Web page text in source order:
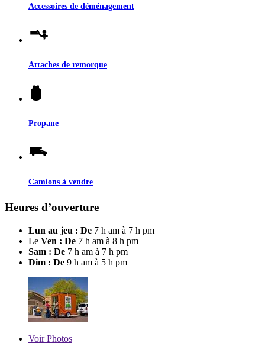
Accessoires de déménagement
Attaches de remorque
Propane
Camions à vendre
Heures d’ouverture
Lun au jeu : De 7 h am à 7 h pm
Le Ven : De 7 h am à 8 h pm
Sam : De 7 h am à 7 h pm
Dim : De 9 h am à 5 h pm
VoirPhotos